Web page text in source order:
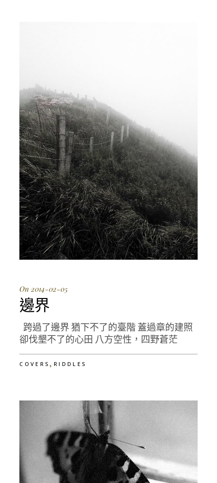
On 2014-02-05
邊界
跨過了邊界 猶下不了的臺階 蓋過章的建照
卻伐墾不了的心田 八方空性，四野蒼茫
COVERS ,RIDDLES